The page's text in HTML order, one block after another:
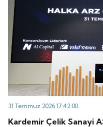
31 Temmuz 2026 17:42:00
Kardemir Çelik Sanayi